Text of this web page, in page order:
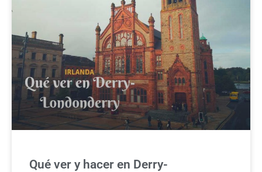
Qué ver y hacer en Derry-